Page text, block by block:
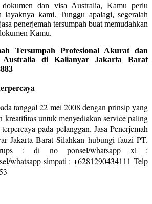
dokumen dan visa Australia, Kamu perlu
layaknya kami. Tunggu apalagi, segeralah
penerjemah tersumpah buat memudahkan
Kamu.
Tersumpah Profesional Akurat dan
di Kalianyar Jakarta Barat
tanggal 22 mei 2008 dengan prinsip yang
kreatifitas untuk menyediakan service paling
pada pelanggan. Jasa Penerjemah
Jakarta Barat Silahkan hubungi fauzi PT.
: di no ponsel/whatsapp xl :
whatsapp simpati : +6281290434111 Telp